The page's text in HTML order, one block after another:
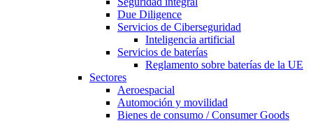
Due Diligence
Servicios de Ciberseguridad
Inteligencia artificial
Servicios de baterías
Reglamento sobre baterías de la UE
Sectores
Aeroespacial
Automoción y movilidad
Bienes de consumo / Consumer Goods